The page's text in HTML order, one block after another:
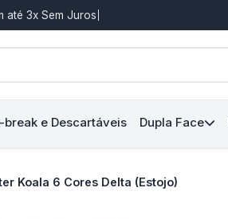
até 3x Sem Juros
break e Descartáveis Dupla Face
Koala 6 Cores Delta (Estojo)